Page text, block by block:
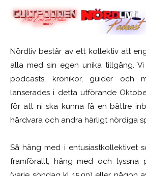
Nördliv består av ett kollektiv att
alla med sin egen unika tillgång. Vi
podcasts, krönikor, guider och
lanserades i detta utförande
för att ni ska kunna få en bättre
hårdvara och andra härligt nördiga
Så häng med i entusiastkollektivet
framförallt, häng med och lyssna